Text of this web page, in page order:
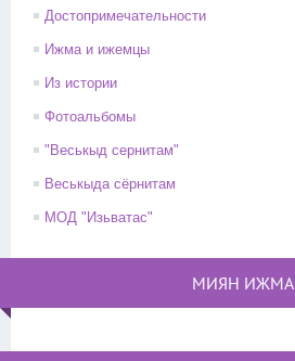
Достопримечательности
Ижма и ижемцы
Из истории
Фотоальбомы
"Веськыд сернитам"
Веськыда сёрнитам
МОД "Изьватас"
МИЯН ИЖМА